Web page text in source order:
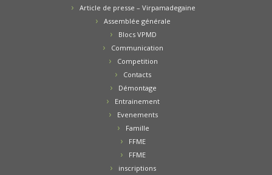
Article de presse – Virpamadegaine
Assemblée générale
Blocs VPMD
Communication
Competition
Contacts
Démontage
Entrainement
Evenements
Famille
FFME
FFME
inscriptions